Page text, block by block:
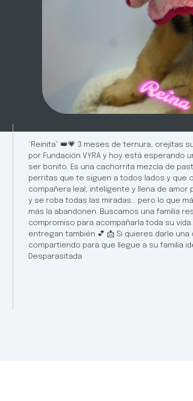
“Reinita” 👑💗 3 meses de ternura, orejitas
por Fundación VYRA y hoy está esperando
ser bonito. Es una cachorrita mezcla de
perritas que te siguen a todos lados y que
compañera leal, inteligente y llena de
y se roba todas las miradas… pero lo que
más la abandonen. Buscamos una familia
compromiso para acompañarla toda su
entregan también 💕 📩 Si quieres darle
compartiendo para que llegue a su familia
Desparasitada